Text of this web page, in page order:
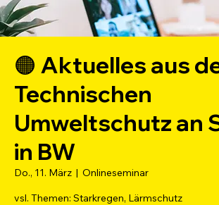
🟠 Aktuelles aus
Technischen
Umweltschutz an
in BW
Do., 11. März
  |
Onlineseminar
vsl. Themen: Starkregen, Lärmschutz